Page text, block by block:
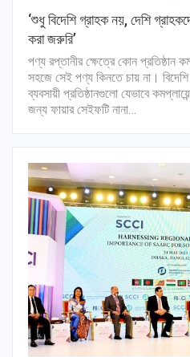
‘শুধু বিদেশি গ্রাহক নয়, দেশি
করা জরুরি’
পণ্য রপ্তানীর ক্ষেত্রে কোন প্রতিষ্ঠান
সহজে সেই পণ্য কিনতে চায় না। বিদেশি
ব্যবসায়ী প্রতিষ্ঠানগুলো যেভাবে
জন্য ফায়ার সেইফটি নানা…